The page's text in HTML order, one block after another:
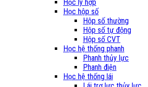
Học ly hợp
Học hộp số
Hộp số thường
Hộp số tự động
Hộp số CVT
Học hệ thống phanh
Phanh thủy lực
Phanh điện
Học hệ thống lái